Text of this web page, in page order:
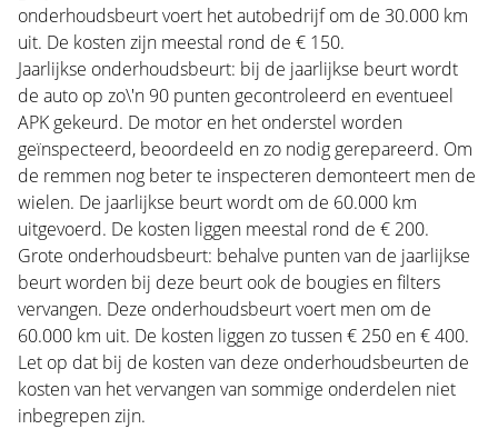
onderhoudsbeurt voert het autobedrijf om de 30.000 km
uit. De kosten zijn meestal rond de € 150.
Jaarlijkse onderhoudsbeurt: bij de jaarlijkse beurt wordt
de auto op zo\'n 90 punten gecontroleerd en eventueel
APK gekeurd. De motor en het onderstel worden
geïnspecteerd, beoordeeld en zo nodig gerepareerd. Om
de remmen nog beter te inspecteren demonteert men de
wielen. De jaarlijkse beurt wordt om de 60.000 km
uitgevoerd. De kosten liggen meestal rond de € 200.
Grote onderhoudsbeurt: behalve punten van de jaarlijkse
beurt worden bij deze beurt ook de bougies en filters
vervangen. Deze onderhoudsbeurt voert men om de
60.000 km uit. De kosten liggen zo tussen € 250 en € 400.
Let op dat bij de kosten van deze onderhoudsbeurten de
kosten van het vervangen van sommige onderdelen niet
inbegrepen zijn.